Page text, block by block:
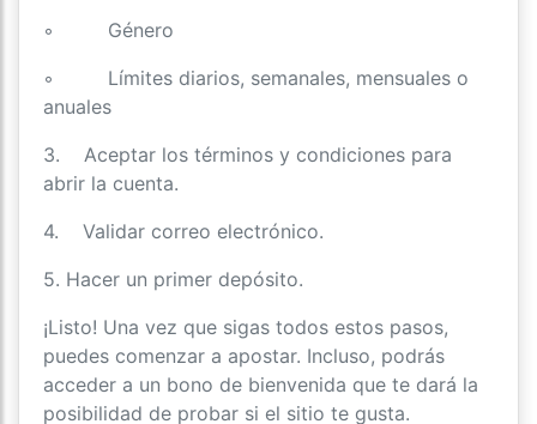
◦ Género
◦ Límites diarios, semanales, mensuales o
anuales
3. Aceptar los términos y condiciones para
abrir la cuenta.
4. Validar correo electrónico.
5. Hacer un primer depósito.
¡Listo! Una vez que sigas todos estos pasos,
puedes comenzar a apostar. Incluso, podrás
acceder a un bono de bienvenida que te dará la
posibilidad de probar si el sitio te gusta.